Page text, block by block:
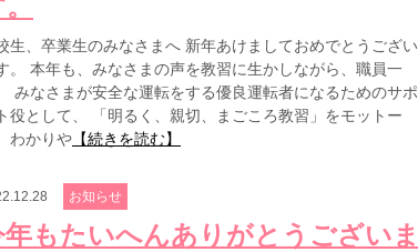
生、卒業生のみなさまへ 新年あけましておめでとうござい
。 本年も、みなさまの声を教習に生かしながら、職員一
みなさまが安全な運転をする優良運転者になるためのサポ
役として、 「明るく、親切、まごころ教習」をモットー
わかりや 【続きを読む】
お知らせ
年もたいへんありがとうございま